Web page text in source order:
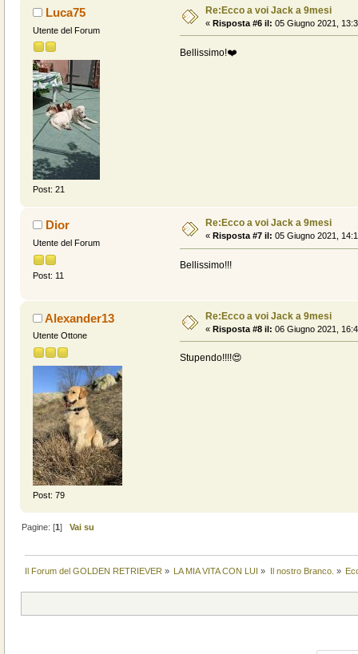
Luca75
Utente del Forum
Post: 21
Re:Ecco a voi Jack a 9mesi
« Risposta #6 il: 05 Giugno 2021,
Bellissimo!❤️
Dior
Utente del Forum
Post: 11
Re:Ecco a voi Jack a 9mesi
« Risposta #7 il: 05 Giugno 2021,
Bellissimo!!!
Alexander13
Utente Ottone
Post: 79
Re:Ecco a voi Jack a 9mesi
« Risposta #8 il: 06 Giugno 2021,
Stupendo!!!!😍
Pagine: [1]Vai su
Il Forum del GOLDEN RETRIEVER » LA MIA VITA CON LUI » Il nostro Branco. »